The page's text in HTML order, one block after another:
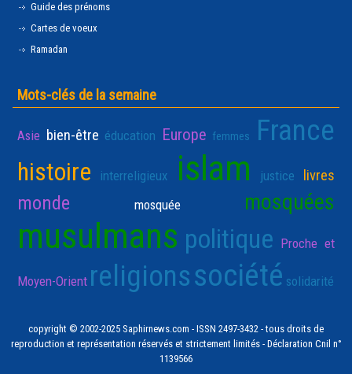
Guide des prénoms
Cartes de voeux
Ramadan
Mots-clés de la semaine
Asie bien-être éducation Europe femmes France
histoire interreligieux islam justice livres
monde mosquée mosquées
musulmans politique Proche et
Moyen-Orient religionssociété solidarité
copyright © 2002-2025 Saphirnews.com - ISSN 2497-3432 - tous droits de
reproduction et représentation réservés et strictement limités - Déclaration Cnil n°
1139566